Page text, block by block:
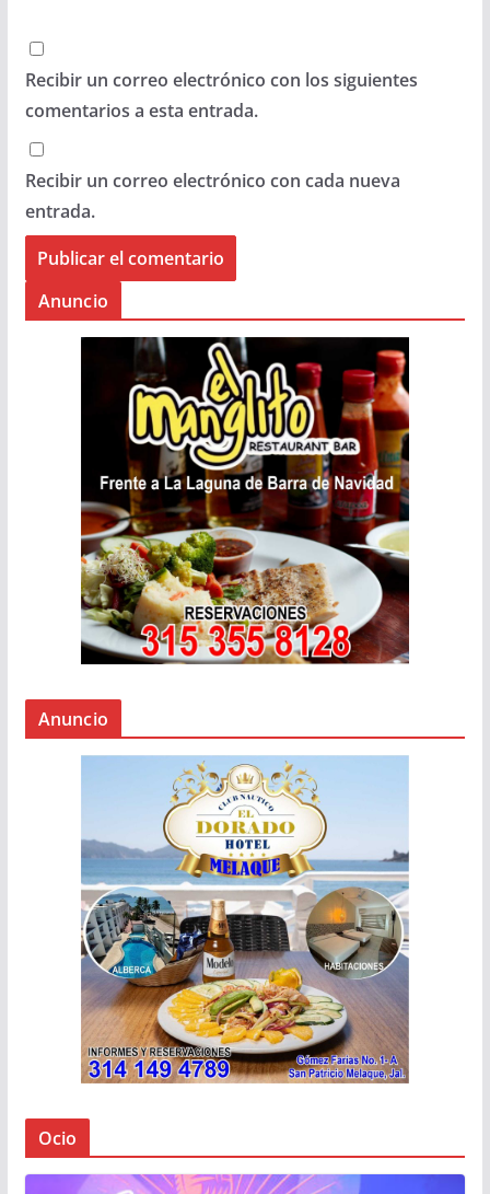
Recibir un correo electrónico con los siguientes
comentarios a esta entrada.
Recibir un correo electrónico con cada nueva
entrada.
Anuncio
Anuncio
Ocio